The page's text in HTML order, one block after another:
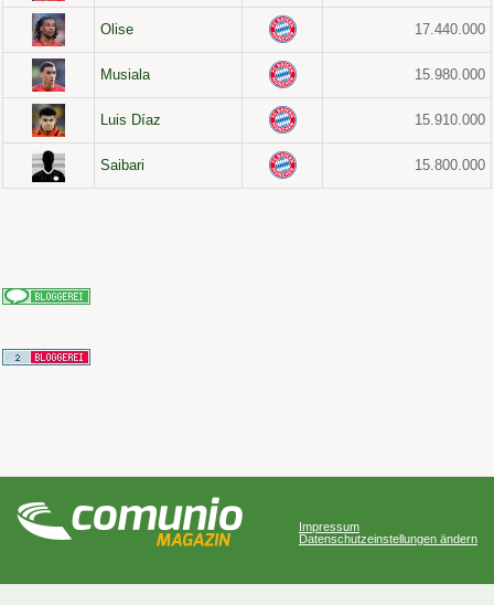
Olise 17.440.000
Musiala 15.980.000
Luis Díaz 15.910.000
Saibari 15.800.000
Impressum
Datenschutzeinstellungen ändern